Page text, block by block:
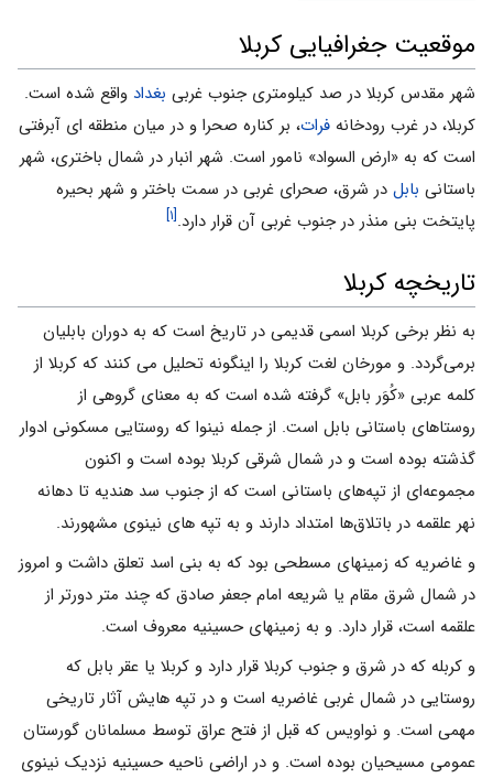
موقعیت جغرافیایی کربلا
شهر مقدس کربلا در صد کیلومتری جنوب غربی بغداد واقع شده است.
کربلا، در غرب رودخانه فرات، بر کناره صحرا و در میان منطقه ای آبرفتی
است که به «ارض السواد» نامور است. شهر انبار در شمال باختری، شهر
باستانی بابل در شرق، صحرای غربی در سمت باختر و شهر بحیره
پایتخت بنی منذر در جنوب غربی آن قرار دارد.[۱]
تاریخچه کربلا
به نظر برخی کربلا اسمی قدیمی در تاریخ است که به دوران بابلیان
برمی‌گردد. و مورخان لغت کربلا را اینگونه تحلیل می کنند که کربلا از
کلمه عربی «کُوَر بابل» گرفته شده است که به معنای گروهی از
روستاهای باستانی بابل است. از جمله نینوا که روستایی مسکونی ادوار
گذشته بوده است و در شمال شرقی کربلا بوده است و اکنون
مجموعه‌ای از تپه‌های باستانی است که از جنوب سد هندیه تا دهانه
نهر علقمه در باتلاق‌ها امتداد دارند و به تپه های نینوی مشهورند.
و غاضریه که زمینهای مسطحی بود که به بنی اسد تعلق داشت و امروز
در شمال شرق مقام یا شریعه امام جعفر صادق که چند متر دورتر از
علقمه است، قرار دارد. و به زمینهای حسینیه معروف است.
و کربله که در شرق و جنوب کربلا قرار دارد و کربلا یا عقر بابل که
روستایی در شمال غربی غاضریه است و در تپه هایش آثار تاریخی
مهمی است. و نواویس که قبل از فتح عراق توسط مسلمانان گورستان
عمومی مسیحیان بوده است. و در اراضی ناحیه حسینیه نزدیک نینوی